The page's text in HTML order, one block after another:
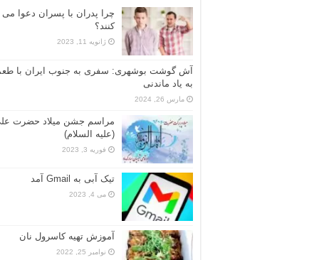
چرا پدران با پسران دعوا می
کنند؟
ژانویه 11, 2023
آش گوشت بوشهری: سفری به جنوب ایران با
به یاد ماندنی
مارس 26, 2024
مراسم جشن میلاد حضرت
(علیه السلام)
فوریه 3, 2023
تیک آبی به Gmail آمد
می 4, 2023
آموزش تهیه کاسرول نان
نوامبر 25, 2022